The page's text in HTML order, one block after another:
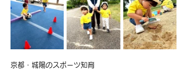
京都・城陽のスポーツ知育